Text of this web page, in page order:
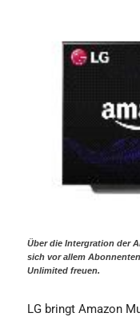
Über die Intergration der
sich vor allem
Unlimited freuen.
LG bringt Amazon